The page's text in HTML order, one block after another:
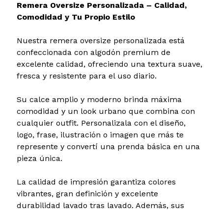
Remera Oversize Personalizada – Calidad,
Comodidad y Tu Propio Estilo
Nuestra remera oversize personalizada está
confeccionada con algodón premium de
excelente calidad, ofreciendo una textura suave,
fresca y resistente para el uso diario.
Su calce amplio y moderno brinda máxima
comodidad y un look urbano que combina con
cualquier outfit. Personalizala con el diseño,
logo, frase, ilustración o imagen que más te
represente y convertí una prenda básica en una
pieza única.
La calidad de impresión garantiza colores
vibrantes, gran definición y excelente
durabilidad lavado tras lavado. Además, sus